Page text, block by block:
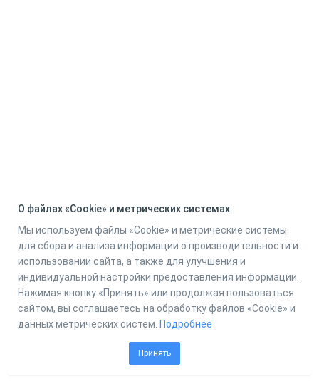
О файлах «Cookie» и метрических системах
Мы используем файлы «Cookie» и метрические системы
для сбора и анализа информации о производительности и
использовании сайта, а также для улучшения и
индивидуальной настройки предоставления информации.
Нажимая кнопку «Принять» или продолжая пользоваться
сайтом, вы соглашаетесь на обработку файлов «Cookie» и
данных метрических систем. Подробнее
Принять